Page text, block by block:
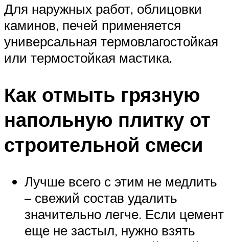
Для наружных работ, облицовки
каминов, печей применяется
универсальная термовлагостойкая
или термостойкая мастика.
Как отмыть грязную
напольную плитку от
строительной смеси
Лучше всего с этим не медлить
– свежий состав удалить
значительно легче. Если цемент
еще не застыл, нужно взять